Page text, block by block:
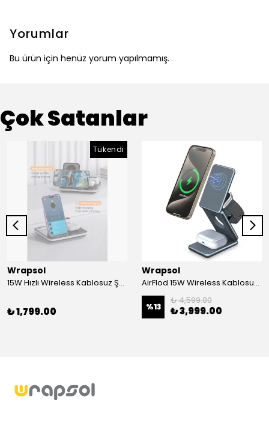
Yorumlar
Bu ürün için henüz yorum yapılmamış.
Çok Satanlar
Tükendi
Wrapsol
15W Hızlı Wireless Kablosuz Şarj Standı 4 in 1 Masaüstü İstasyon -iPhone-android-watch-airpods Uyumlu
₺ 1,799.00
Wrapsol
AirFlod 15W Wireless Kablosuz Şarj Standı Alüminyum Katlanabilir 3in1 iPhone-android-watch-airpods
%13
₺ 4,599.00
₺ 3,999.00